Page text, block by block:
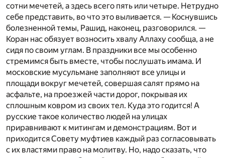
сотни мечетей, а здесь всего пять или четыре. Нетрудно
себе представить, во что это выливается. — Коснувшись
болезненной темы, Рашид, наконец, разговорился. —
Коран нас обязует возносить хвалу Аллаху сообща, а не
сидя по своим углам. В праздники все мы особенно
стремимся быть вместе, чтобы послушать имама. И
московские мусульмане заполняют все улицы и
площади вокруг мечетей, совершая салят прямо на
асфальте, на проезжей части дорог, покрывая их
сплошным ковром из своих тел. Куда это годится! А
русские такое количество людей на улицах
приравнивают к митингам и демонстрациям. Вот и
приходится Совету муфтиев каждый раз согласовывать
с их властями право на молитву. Но, надо сказать, что